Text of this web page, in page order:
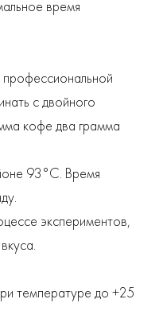
время
профессиональной
с двойного
кофе два грамма
93°С. Время
экспериментов,
температуре до +25